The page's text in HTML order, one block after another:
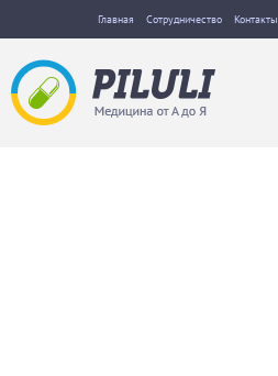
Главная Сотрудничество Контакты